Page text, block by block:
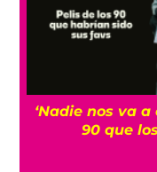
‘Nadie nos va
90 que